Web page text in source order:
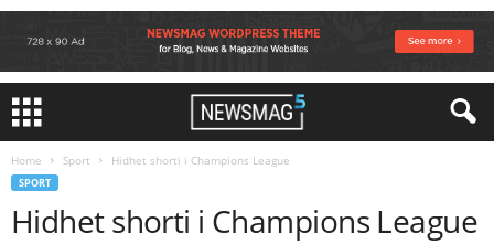
Home Sport Hidhet shorti i Champions League
SPORT
Hidhet shorti i Champions League